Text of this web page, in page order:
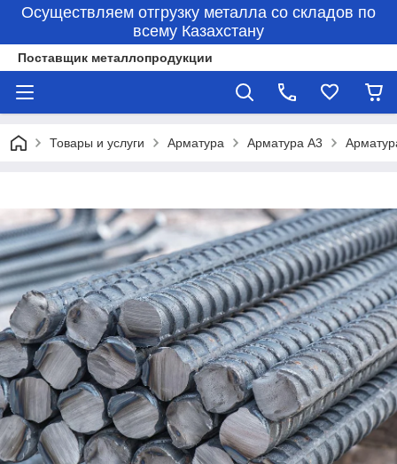
Осуществляем отгрузку металла со складов по
всему Казахстану
Поставщик металлопродукции
Товары и услуги Арматура Арматура А3